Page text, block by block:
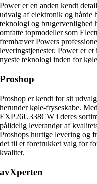
Power er en anden kendt
udvalg af elektronik og hårde
teknologi og brugervenlighed
omfatte topmodeller som
fremhæver Powers
leveringstjenester. Power er
nyeste teknologi inden for
Proshop
Proshop er kendt for sit
herunder køle-fryseskabe.
EXP26U338CW i deres
pålidelig leverandør af
Proshops hurtige levering og
det til et foretrukket valg for
kvalitet.
avXperten